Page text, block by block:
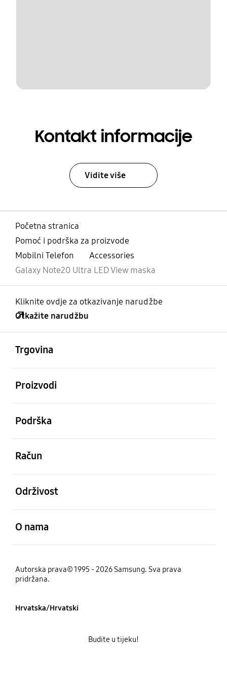
Kontakt informacije
Vidite više
Početna stranica
Pomoć i podrška za proizvode
Mobilni Telefon
Accessories
Galaxy Note20 Ultra LED View maska
Kliknite ovdje za otkazivanje narudžbe
Otkažite narudžbu
Trgovina
Proizvodi
Podrška
Račun
Održivost
O nama
Autorska prava© 1995 - 2026 Samsung. Sva prava
pridržana.
Hrvatska/Hrvatski
Budite u tijeku!